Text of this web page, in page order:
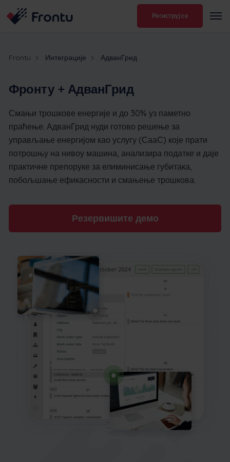
Региструј се
Frontu Интеграције АдванГрид
Фронту + АдванГрид
Смањи трошкове енергије и до 30% уз паметно
праћење. АдванГрид нуди готово решење за
управљање енергијом као услугу (СааС) које прати
потрошњу на нивоу машина, анализира податке и даје
практичне препоруке за елиминисање губитака,
побољшање ефикасности и смањење трошкова.
Резервишите демо